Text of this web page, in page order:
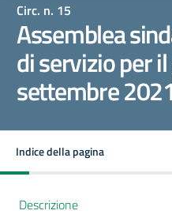
Circ. n. 15
Assemblea
di servizio per
settembre
Indice della pagina
Descrizione